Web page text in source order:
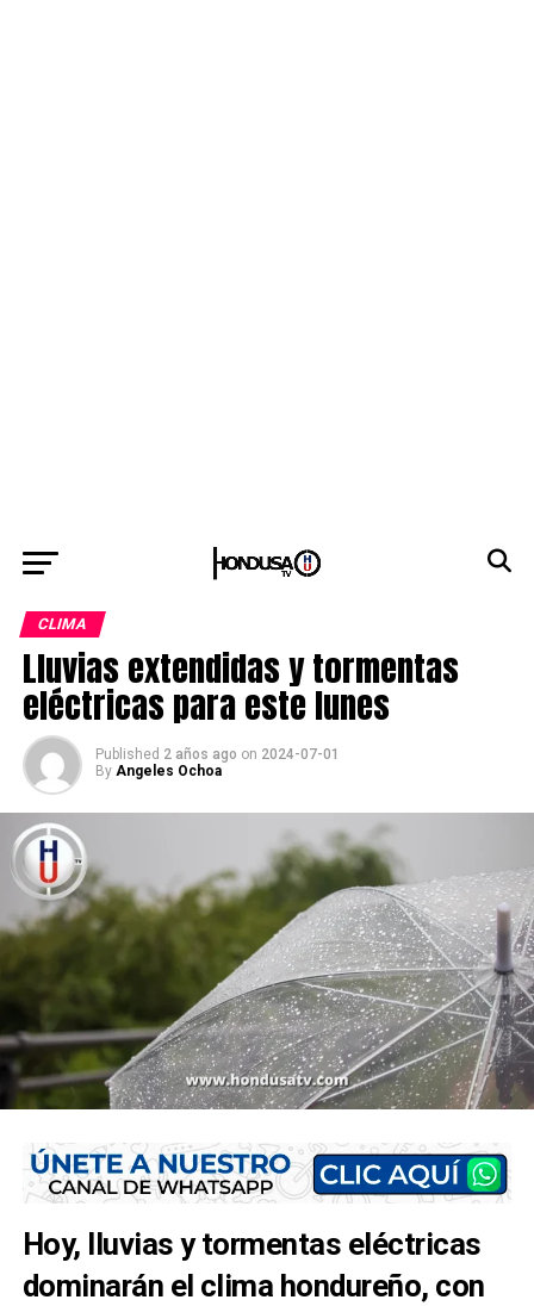
CLIMA
Lluvias extendidas y tormentas
eléctricas para este lunes
Published 2 años ago on 2024-07-01
By Angeles Ochoa
Hoy, lluvias y tormentas eléctricas
dominarán el clima hondureño, con